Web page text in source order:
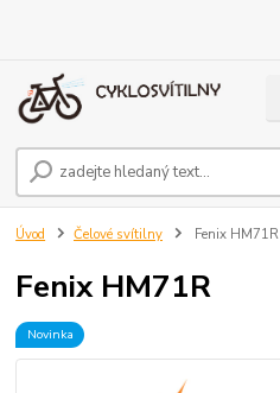
Úvod Čelové svítilny Fenix HM71R
Fenix HM71R
Novinka